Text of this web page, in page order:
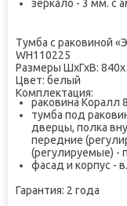
зеркало - 3 мм. с
Тумба с раковиной
WH110225
Размеры ШхГхВ:
Цвет: белый
Комплектация:
раковина Коралл
тумба под
дверцы, полка
передние
(регулируемые) -
фасад и корпус -
Гарантия: 2 года